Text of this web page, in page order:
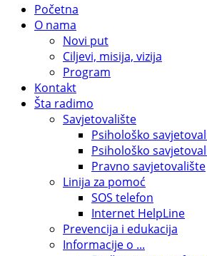
Početna
O nama
Novi put
Ciljevi, misija, vizija
Program
Kontakt
Šta radimo
Savjetovalište
Psihološko
Psihološko
Pravno savjetovalište
Linija za pomoć
SOS telefon
Internet HelpLine
Prevencija i edukacija
Informacije o ...